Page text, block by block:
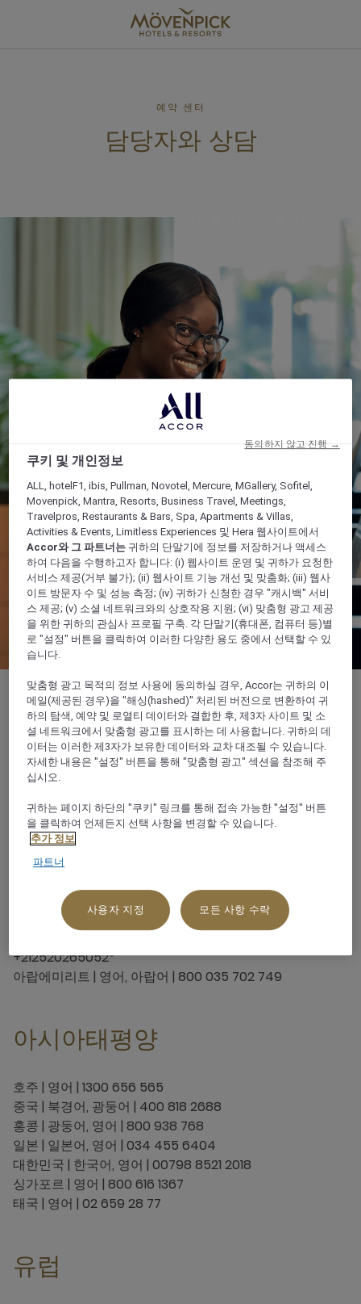
예약 센터
담당자와 상담
예약하려면 다음 무료 전화번호를
선택)
아프리카 및 중동 국가
+212520265052*
아랍에미리트 | 영어, 아랍어 | 800 035 702 749
아시아태평양
호주 | 영어 | 1300 656 565
중국 | 북경어, 광둥어 | 400 818 2688
홍콩 | 광둥어, 영어 | 800 938 768
일본 | 일본어, 영어 | 034 455 6404
대한민국 | 한국어, 영어 | 00798 8521 2018
싱가포르 | 영어 | 800 616 1367
태국 | 영어 | 02 659 28 77
유럽
쿠키 및 개인정보
ALL, hotelF1, ibis, Pullman, Novotel, Mercure, MGallery, Sofitel,
Movenpick, Mantra, Resorts, Business Travel, Meetings,
Travelpros, Restaurants & Bars, Spa, Apartments & Villas,
Activities & Events, Limitless Experiences 및 Hera 웹사이트에서
Accor와 그 파트너는 귀하의 단말기에 정보를 저장하거나 액세스
하여 다음을 수행하고자 합니다: (i) 웹사이트 운영 및 귀하가 요청한
서비스 제공(거부 불가); (ii) 웹사이트 기능 개선 및 맞춤화; (iii) 웹사
이트 방문자 수 및 성능 측정; (iv) 귀하가 신청한 경우 "캐시백" 서비
스 제공; (v) 소셜 네트워크와의 상호작용 지원; (vi) 맞춤형 광고 제공
을 위한 귀하의 관심사 프로필 구축. 각 단말기(휴대폰, 컴퓨터 등)별
로 "설정" 버튼을 클릭하여 이러한 다양한 용도 중에서 선택할 수 있
습니다.
맞춤형 광고 목적의 정보 사용에 동의하실 경우, Accor는 귀하의 이
메일(제공된 경우)을 "해싱(hashed)" 처리된 버전으로 변환하여 귀
하의 탐색, 예약 및 로열티 데이터와 결합한 후, 제3자 사이트 및 소
셜 네트워크에서 맞춤형 광고를 표시하는 데 사용합니다. 귀하의 데
이터는 이러한 제3자가 보유한 데이터와 교차 대조될 수 있습니다.
자세한 내용은 "설정" 버튼을 통해 "맞춤형 광고" 섹션을 참조해 주
십시오.
귀하는 페이지 하단의 "쿠키" 링크를 통해 접속 가능한 "설정" 버튼
을 클릭하여 언제든지 선택 사항을 변경할 수 있습니다.
추가 정보
파트너
사용자 지정 모든 사항 수락
동의하지 않고 진행 →